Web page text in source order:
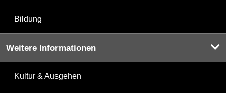
Bildung
Weitere Informationen
Kultur & Ausgehen